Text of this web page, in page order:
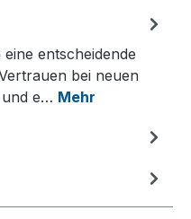
entscheidende
bei neuen
und e… Mehr